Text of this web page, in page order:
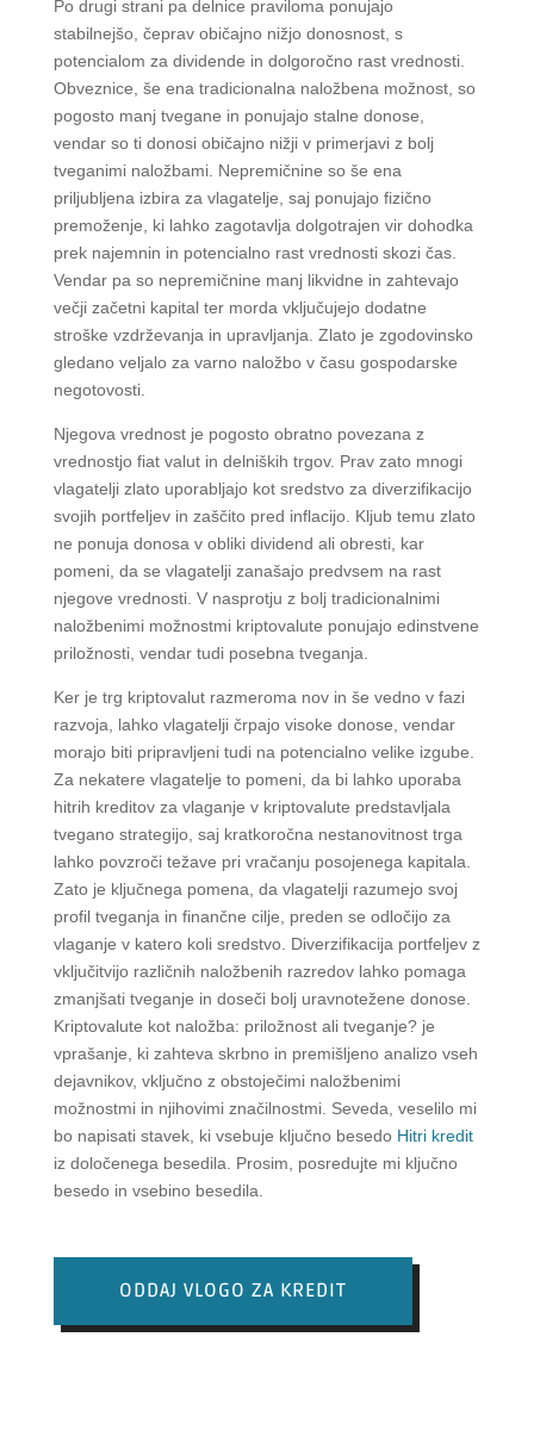
Po drugi strani pa delnice praviloma ponujajo
stabilnejšo, čeprav običajno nižjo donosnost, s
potencialom za dividende in dolgoročno rast vrednosti.
Obveznice, še ena tradicionalna naložbena možnost, so
pogosto manj tvegane in ponujajo stalne donose,
vendar so ti donosi običajno nižji v primerjavi z bolj
tveganimi naložbami. Nepremičnine so še ena
priljubljena izbira za vlagatelje, saj ponujajo fizično
premoženje, ki lahko zagotavlja dolgotrajen vir dohodka
prek najemnin in potencialno rast vrednosti skozi čas.
Vendar pa so nepremičnine manj likvidne in zahtevajo
večji začetni kapital ter morda vključujejo dodatne
stroške vzdrževanja in upravljanja. Zlato je zgodovinsko
gledano veljalo za varno naložbo v času gospodarske
negotovosti.
Njegova vrednost je pogosto obratno povezana z
vrednostjo fiat valut in delniških trgov. Prav zato mnogi
vlagatelji zlato uporabljajo kot sredstvo za diverzifikacijo
svojih portfeljev in zaščito pred inflacijo. Kljub temu zlato
ne ponuja donosa v obliki dividend ali obresti, kar
pomeni, da se vlagatelji zanašajo predvsem na rast
njegove vrednosti. V nasprotju z bolj tradicionalnimi
naložbenimi možnostmi kriptovalute ponujajo edinstvene
priložnosti, vendar tudi posebna tveganja.
Ker je trg kriptovalut razmeroma nov in še vedno v fazi
razvoja, lahko vlagatelji črpajo visoke donose, vendar
morajo biti pripravljeni tudi na potencialno velike izgube.
Za nekatere vlagatelje to pomeni, da bi lahko uporaba
hitrih kreditov za vlaganje v kriptovalute predstavljala
tvegano strategijo, saj kratkoročna nestanovitnost trga
lahko povzroči težave pri vračanju posojenega kapitala.
Zato je ključnega pomena, da vlagatelji razumejo svoj
profil tveganja in finančne cilje, preden se odločijo za
vlaganje v katero koli sredstvo. Diverzifikacija portfeljev z
vključitvijo različnih naložbenih razredov lahko pomaga
zmanjšati tveganje in doseči bolj uravnotežene donose.
Kriptovalute kot naložba: priložnost ali tveganje? je
vprašanje, ki zahteva skrbno in premišljeno analizo vseh
dejavnikov, vključno z obstoječimi naložbenimi
možnostmi in njihovimi značilnostmi. Seveda, veselilo mi
bo napisati stavek, ki vsebuje ključno besedo Hitri kredit
iz določenega besedila. Prosim, posredujte mi ključno
besedo in vsebino besedila.
ODDAJ VLOGO ZA KREDIT